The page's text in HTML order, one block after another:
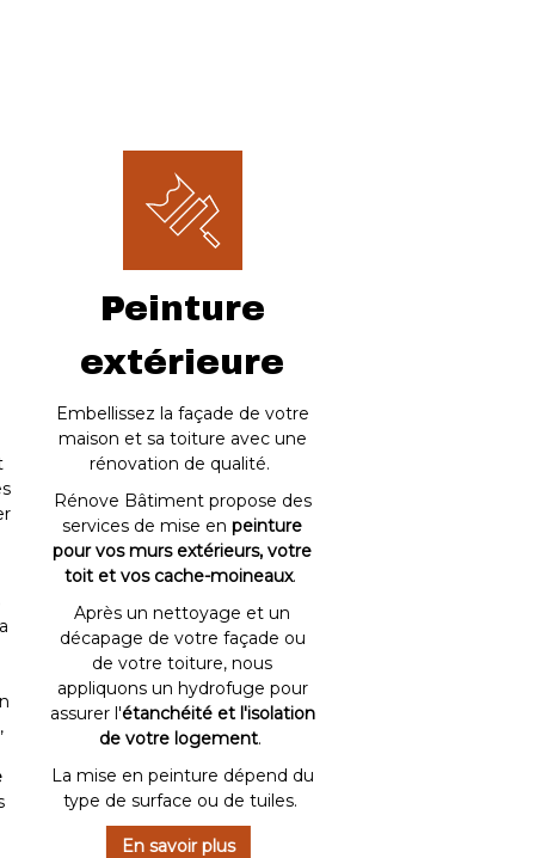
Peinture
extérieure
Embellissez la façade de votre
maison et sa toiture avec une
rénovation de qualité.
Rénove Bâtiment propose des
services de mise en peinture
pour vos murs extérieurs, votre
toit et vos cache-moineaux.
Après un nettoyage et un
décapage de votre façade ou
de votre toiture, nous
appliquons un hydrofuge pour
assurer l'étanchéité et l'isolation
de votre logement.
La mise en peinture dépend du
type de surface ou de tuiles.
En savoir plus